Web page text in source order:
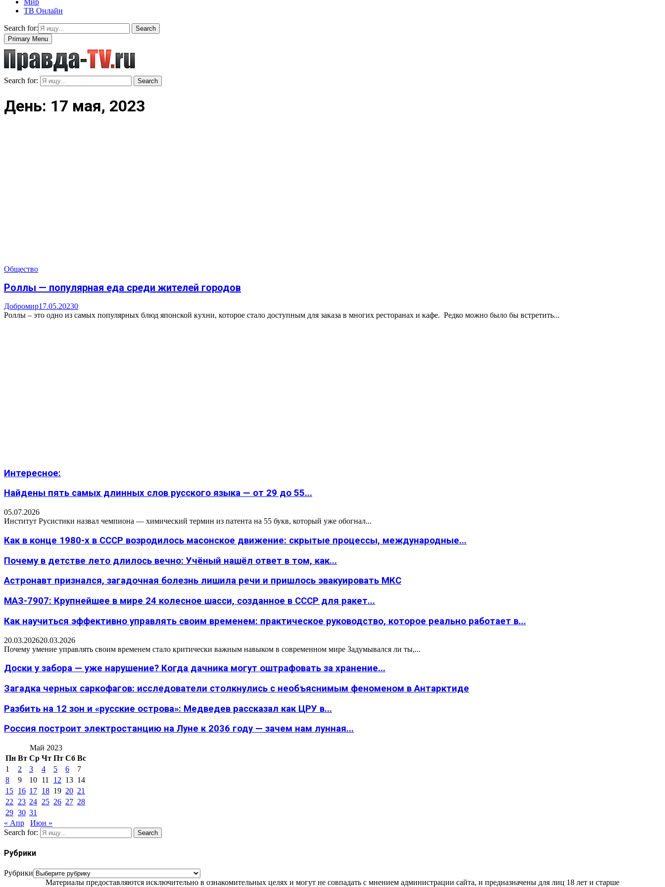
Мир
ТВ Онлайн
Search for:
Search
Primary Menu
Search for: Search
День: 17 мая, 2023
Общество
Роллы — популярная еда среди жителей городов
Добромир17.05.20230
Роллы – это одно из самых популярных блюд японской кухни, которое стало доступным для заказа в многих ресторанах и кафе. Редко можно было бы встретить...
Интересное:
Найдены пять самых длинных слов русского языка — от 29 до 55...
05.07.2026
Институт Русистики назвал чемпиона — химический термин из патента на 55 букв, который уже обогнал...
Как в конце 1980-х в СССР возродилось масонское движение: скрытые процессы, международные...
Почему в детстве лето длилось вечно: Учёный нашёл ответ в том, как...
Астронавт признался, загадочная болезнь лишила речи и пришлось эвакуировать МКС
МАЗ-7907: Крупнейшее в мире 24 колесное шасси, созданное в СССР для ракет...
Как научиться эффективно управлять своим временем: практическое руководство, которое реально работает в...
20.03.202620.03.2026
Почему умение управлять своим временем стало критически важным навыком в современном мире Задумывался ли ты,...
Доски у забора — уже нарушение? Когда дачника могут оштрафовать за хранение...
Загадка черных саркофагов: исследователи столкнулись с необъяснимым феноменом в Антарктиде
Разбить на 12 зон и «русские острова»: Медведев рассказал как ЦРУ в...
Россия построит электростанцию на Луне к 2036 году — зачем нам лунная...
Май 2023
Пн Вт Ср Чт Пт Сб Вс
1
2 3 4 5 6
7
8
9 10 11 12 13 14
15 16 17 18 19 20 21
22
23 24 25 26 27 28
29 30 31
« Апр
Июн »
Search for:
Search
Рубрики
Рубрики
Материалы предоставляются исключительно в ознакомительных целях и могут не совпадать с мнением администрации сайта, и предназначены для лиц 18 лет и старше